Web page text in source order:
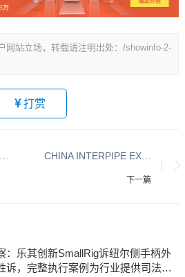
网站立场，转载请注明出处：/showinfo-2-
打赏
念钱学森归国70周年暨建校50周年成果汇报展 CHINA INTERPIPE EXPO 2026 邀您共赴管道行业新征程！
下一篇
：乐其创新SmallRig诉纽尔侧手柄外
诉，完整执行案例为行业提供司法参